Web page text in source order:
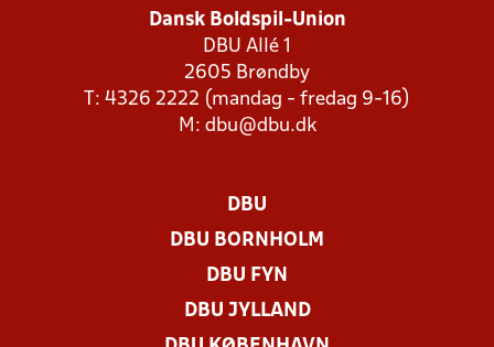
Dansk Boldspil-Union
DBU Allé 1
2605 Brøndby
T: 4326 2222 (mandag - fredag 9-16)
M: dbu@dbu.dk
DBU
DBU BORNHOLM
DBU FYN
DBU JYLLAND